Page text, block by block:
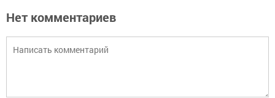
Нет комментариев